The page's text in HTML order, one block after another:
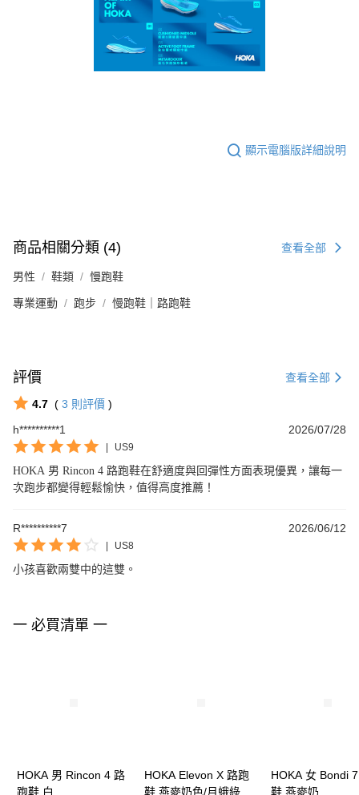
顯示電腦版詳細說明
商品相關分類 (4) 查看全部
男性 鞋類 慢跑鞋
專業運動 跑步 慢跑鞋｜路跑鞋
評價 查看全部
4.7 ( 3 則評價 )
h**********1
2026/07/28
| US9
HOKA 男 Rincon 4 路跑鞋在舒適度與回彈性方面表現優異，讓每一
次跑步都變得輕鬆愉快，值得高度推薦！
R**********7 2026/06/12
| US8
小孩喜歡兩雙中的這雙。
一 必買清單 一
HOKA 男 Rincon 4 路
跑鞋 白
HOKA Elevon X 路跑
鞋 燕麥奶色/月蛾綠
HOKA 女 Bondi
鞋 燕麥奶